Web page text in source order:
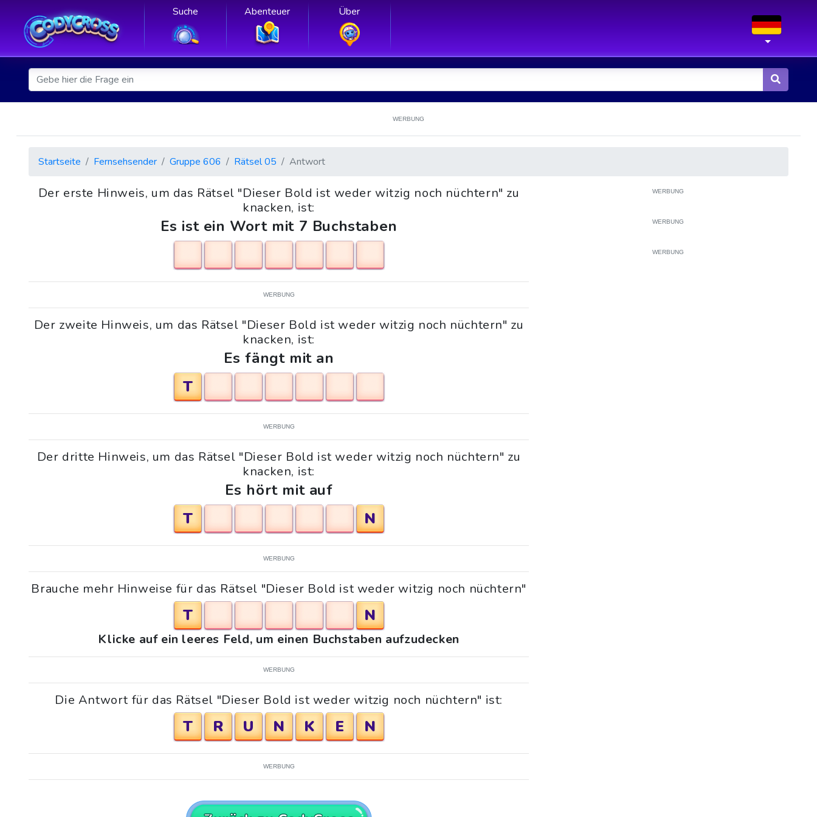
Suche Abenteuer Über
WERBUNG
Startseite Fernsehsender Gruppe 606 Rätsel 05 Antwort
Der erste Hinweis, um das Rätsel "Dieser Bold ist weder witzig noch nüchtern" zu
knacken, ist:
Es ist ein Wort mit 7 Buchstaben
WERBUNG
Der zweite Hinweis, um das Rätsel "Dieser Bold ist weder witzig noch nüchtern" zu
knacken, ist:
Es fängt mit an
T
WERBUNG
Der dritte Hinweis, um das Rätsel "Dieser Bold ist weder witzig noch nüchtern" zu
knacken, ist:
Es hört mit auf
T
N
WERBUNG
Brauche mehr Hinweise für das Rätsel "Dieser Bold ist weder witzig noch nüchtern"
T N
Klicke auf ein leeres Feld, um einen Buchstaben aufzudecken
WERBUNG
Die Antwort für das Rätsel "Dieser Bold ist weder witzig noch nüchtern" ist:
T R U N K E N
WERBUNG
WERBUNG
WERBUNG
WERBUNG